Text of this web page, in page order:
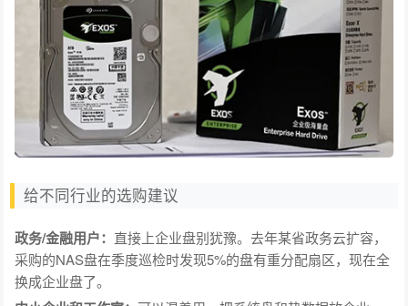
给不同行业的选购建议
政务/金融用户：直接上企业盘别犹豫。去年某省政务云扩容，
采购的NAS盘在季度巡检时发现5%的盘有重分配扇区，现在全
换成企业盘了。